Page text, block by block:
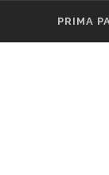
PRIMA